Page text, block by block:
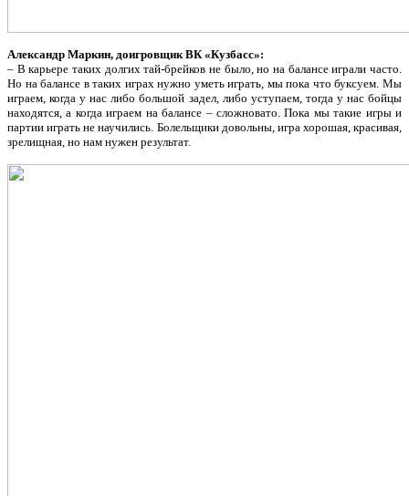
Александр Маркин, доигровщик ВК «Кузбасс»:
– В карьере таких долгих тай-брейков не было, но на балансе играли часто.
Но на балансе в таких играх нужно уметь играть, мы пока что буксуем. Мы
играем, когда у нас либо большой задел, либо уступаем, тогда у нас бойцы
находятся, а когда играем на балансе – сложновато. Пока мы такие игры и
партии играть не научились. Болельщики довольны, игра хорошая, красивая,
зрелищная, но нам нужен результат.